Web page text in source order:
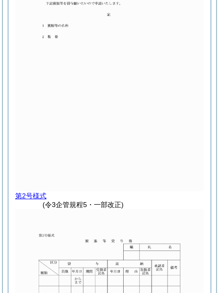
第2号様式
(令3企管規程5・一部改正)